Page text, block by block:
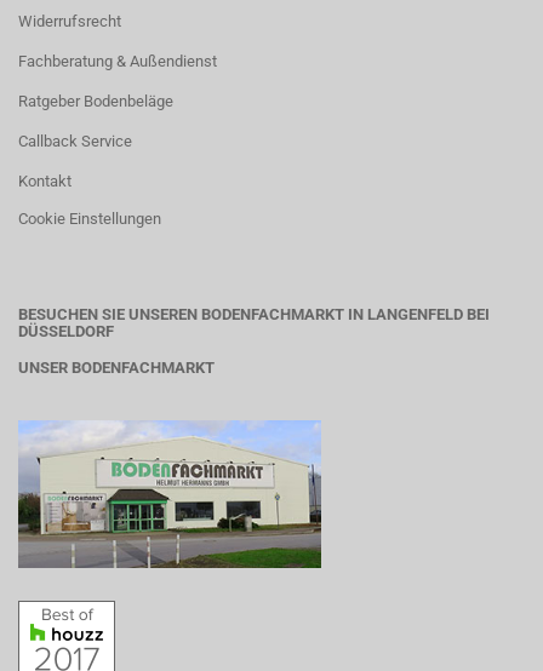
Widerrufsrecht
Fachberatung & Außendienst
Ratgeber Bodenbeläge
Callback Service
Kontakt
Cookie Einstellungen
BESUCHEN SIE UNSEREN BODENFACHMARKT IN LANGENFELD BEI
DÜSSELDORF
UNSER BODENFACHMARKT